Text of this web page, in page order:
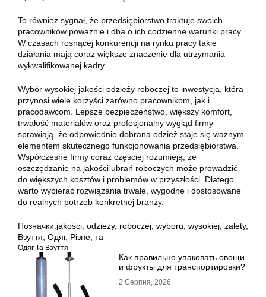
To również sygnał, że przedsiębiorstwo traktuje swoich
pracowników poważnie i dba o ich codzienne warunki pracy.
W czasach rosnącej konkurencji na rynku pracy takie
działania mają coraz większe znaczenie dla utrzymania
wykwalifikowanej kadry.
Wybór wysokiej jakości odzieży roboczej to inwestycja, która
przynosi wiele korzyści zarówno pracownikom, jak i
pracodawcom. Lepsze bezpieczeństwo, większy komfort,
trwałość materiałów oraz profesjonalny wygląd firmy
sprawiają, że odpowiednio dobrana odzież staje się ważnym
elementem skutecznego funkcjonowania przedsiębiorstwa.
Współczesne firmy coraz częściej rozumieją, że
oszczędzanie na jakości ubrań roboczych może prowadzić
do większych kosztów i problemów w przyszłości. Dlatego
warto wybierać rozwiązania trwałe, wygodne i dostosowane
do realnych potrzeb konkretnej branży.
Позначки:jakości odzieży, roboczej wyboru wysokiej zalety,
Взуття Одяг, Різне та
Одяг Та Взуття
Как правильно упаковать овощи
и фрукты для транспортировки?
2 Серпня, 2026